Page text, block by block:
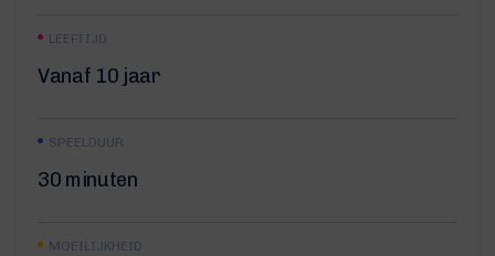
LEEFTIJD
Vanaf 10 jaar
SPEELDUUR
30 minuten
MOEILIJKHEID